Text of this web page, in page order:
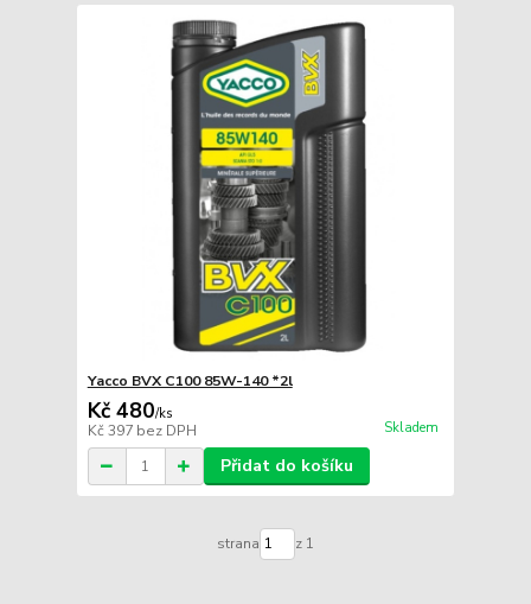
Yacco BVX C100 85W-140 *2l
Kč 480/ks
Kč 397 bez DPH Skladem
Přidat do košíku
strana z 1